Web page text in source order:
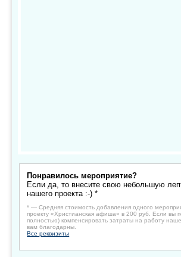
Понравилось мероприятие?
Если да, то внесите свою небольшую
нашего проекта :-) *
* — Средняя стоимость добавления одного
проекту «Христианская афиша» в 200 руб. Если вы
полностью) компенсировать затраты на работу
вам благодарны.
Все реквизиты